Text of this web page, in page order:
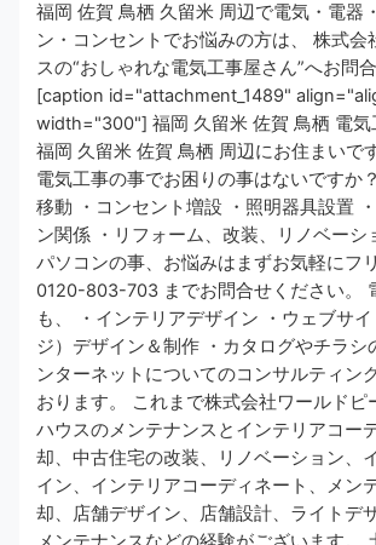
福岡 佐賀 鳥栖 久留米 周辺で電気・電器
ン・コンセントでお悩みの方は、 株式会
スの“おしゃれな電気工事屋さん”へお問
[caption id="attachment_1489"
width="300"] 福岡 久留米 佐賀 鳥栖 電
福岡 久留米 佐賀 鳥栖 周辺にお住まいで
電気工事の事でお困りの事はないですか
移動 ・コンセント増設 ・照明器具設置
ン関係 ・リフォーム、改装、リノベーシ
パソコンの事、お悩みはまずお気軽にフ
0120-803-703 までお問合せください。
も、 ・インテリアデザイン ・ウェブサ
ジ）デザイン＆制作 ・カタログやチラシ
ンターネットについてのコンサルティン
おります。 これまで株式会社ワールドピ
ハウスのメンテナンスとインテリアコー
却、中古住宅の改装、リノベーション、
イン、インテリアコーディネート、メン
却、店舗デザイン、店舗設計、ライトデ